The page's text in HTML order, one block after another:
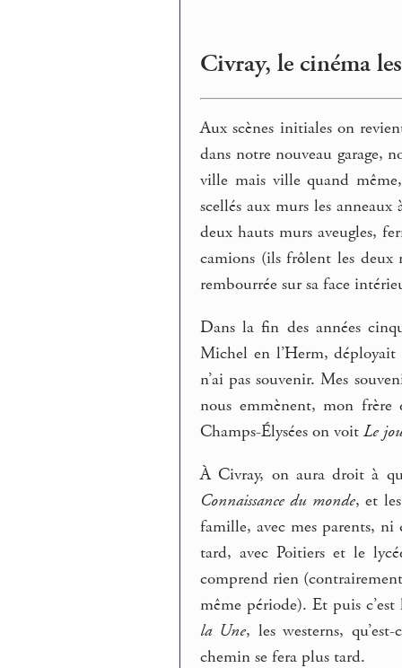
Civray, le cinéma
Aux scènes initiales on
dans notre nouveau garage,
ville mais ville quand
scellés aux murs les anneaux
deux hauts murs aveugles,
camions (ils frôlent les
rembourrée sur sa face
Dans la fin des années
Michel en l’Herm,
n’ai pas souvenir. Mes
nous emmènent, mon
Champs-Élysées on voitLe
À Civray, on aura droit à
Connaissance du monde, et
famille, avec mes parents, ni
tard, avec Poitiers et le
comprend rien
même période). Et puis
la Une, les westerns,
chemin se fera plus tard.